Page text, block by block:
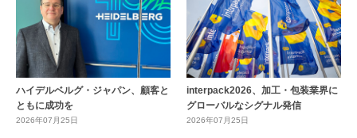
ハイデルベルグ・ジャパン、顧客と
ともに成功を
2026年07月25日
interpack2026、加工・包装業界に
グローバルなシグナル発信
2026年07月25日